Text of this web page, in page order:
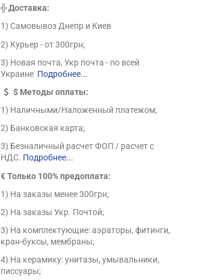
╬Доставка:
1) Самовывоз Днепр и Киев
2) Курьер - от 300грн;
3) Новая почта, Укр почта - по всей
Украине Подробнее...
$ Методы оплаты:
1) Наличными/Наложенный платежом;
2) Банковская карта;
3) Безналичный расчет ФОП / расчет с
НДС. Подробнее...
€ Только 100% предоплата:
1) На заказы менее 300грн;
2) На заказы Укр. Почтой;
3) На комплектующие: аэраторы, фитинги,
кран-буксы, мембраны;
4) На керамику: унитазы, умывальники,
писсуары;